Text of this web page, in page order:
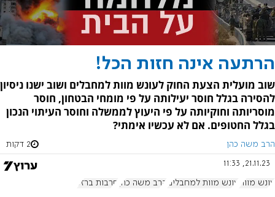
הרתעה אינה חזות הכל!
שוב מועלית הצעת החוק לעונש מוות למחבלים ושוב ישנו ניסיון
להסירה בגלל חוסר יעילותה על פי מומחי הבטחון, חוסר
מוסריותה וחוקיותה על פי היעוץ לממשלה וחוסר העיתוי הנכון
בגלל החטופים. אם לא עכשיו אימתי?
הרב משה כהן 2 דקות
21.11.23, 11:33
עונש מוות עונש מוות למחבלים הרב משה כהן חרבות ברזל